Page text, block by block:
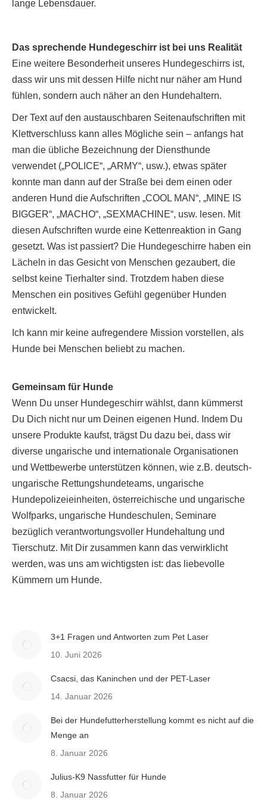
lange Lebensdauer.
Das sprechende Hundegeschirr ist bei uns Realität
Eine weitere Besonderheit unseres Hundegeschirrs ist,
dass wir uns mit dessen Hilfe nicht nur näher am Hund
fühlen, sondern auch näher an den Hundehaltern.
Der Text auf den austauschbaren Seitenaufschriften mit
Klettverschluss kann alles Mögliche sein – anfangs hat
man die übliche Bezeichnung der Diensthunde
verwendet („POLICE“, „ARMY“, usw.), etwas später
konnte man dann auf der Straße bei dem einen oder
anderen Hund die Aufschriften „COOL MAN“, „MINE IS
BIGGER“, „MACHO“, „SEXMACHINE“, usw. lesen. Mit
diesen Aufschriften wurde eine Kettenreaktion in Gang
gesetzt. Was ist passiert? Die Hundegeschirre haben ein
Lächeln in das Gesicht von Menschen gezaubert, die
selbst keine Tierhalter sind. Trotzdem haben diese
Menschen ein positives Gefühl gegenüber Hunden
entwickelt.
Ich kann mir keine aufregendere Mission vorstellen, als
Hunde bei Menschen beliebt zu machen.
Gemeinsam für Hunde
Wenn Du unser Hundegeschirr wählst, dann kümmerst
Du Dich nicht nur um Deinen eigenen Hund. Indem Du
unsere Produkte kaufst, trägst Du dazu bei, dass wir
diverse ungarische und internationale Organisationen
und Wettbewerbe unterstützen können, wie z.B. deutsch-
ungarische Rettungshundeteams, ungarische
Hundepolizeieinheiten, österreichische und ungarische
Wolfparks, ungarische Hundeschulen, Seminare
bezüglich verantwortungsvoller Hundehaltung und
Tierschutz. Mit Dir zusammen kann das verwirklicht
werden, was uns am wichtigsten ist: das liebevolle
Kümmern um Hunde.
3+1 Fragen und Antworten zum Pet Laser
10. Juni 2026
Csacsi, das Kaninchen und der PET-Laser
14. Januar 2026
Bei der Hundefutterherstellung kommt es nicht auf die
Menge an
8. Januar 2026
Julius-K9 Nassfutter für Hunde
8. Januar 2026